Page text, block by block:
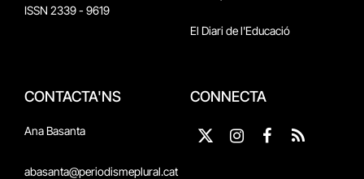
ISSN 2339 - 9619
El Diari de l'Educació
CONTACTA'NS
Ana Basanta
abasanta@periodismeplural.cat
CONNECTA
X
Instagram
Facebook
RSS